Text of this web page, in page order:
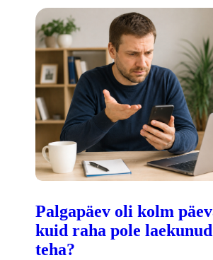
Palgapäev oli kolm
kuid raha pole
teha?